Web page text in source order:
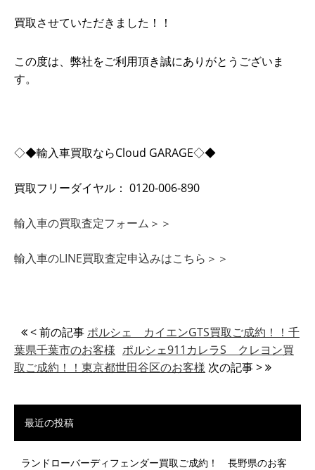
買取させていただきました！！
この度は、弊社をご利用頂き誠にありがとうございま
す。
◇◆輸入車買取ならCloud GARAGE◇◆
買取フリーダイヤル： 0120-006-890
輸入車の買取査定フォーム＞＞
輸入車のLINE買取査定申込みはこちら＞＞
< 前の記事ポルシェ カイエンGTS買取ご成約！！千
葉県千葉市のお客様 ポルシェ911カレラS クレヨン買
取ご成約！！東京都世田谷区のお客様 次の記事 >
最近の投稿
ランドローバーディフェンダー買取ご成約！ 長野県のお客